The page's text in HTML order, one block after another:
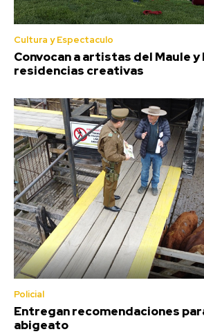
Cultura y Espectaculo
Convocan a artistas del Maule y
residencias creativas
Policial
Entregan recomendaciones
abigeato